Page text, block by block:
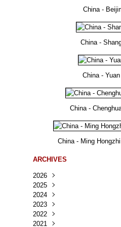
China -
China -
China -
China -
China - Ming
ARCHIVES
2026
Août
Juillet
Juin
Mai(100)
Avril
2025
Décembre
Novembre
Octobre
Septembre
2024
Décembre
Novembre
Octobre
2023
Décembre
Novembre
2022
Décembre
2021